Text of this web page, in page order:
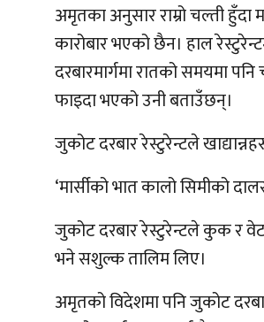
अमृतका अनुसार राम्रो चल्ती
कारोबार भएको छैन। हाल
दरबारमार्गमा रातको समयमा
फाइदा भएको उनी बताउँछन्।
जुकोट दरबार रेस्टुरेन्टले
‘मार्सीको भात कालो सिमीको
जुकोट दरबार रेस्टुरेन्टले कुक र
भने सशुल्क तालिम लिए।
अमृतको विदेशमा पनि जुकोट